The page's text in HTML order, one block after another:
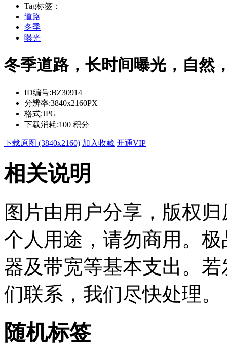
Tag标签：
道路
冬季
曝光
冬季道路，长时间曝光，自然
ID编号:BZ30914
分辨率:3840x2160PX
格式:JPG
下载消耗:100 积分
下载原图 (3840x2160) 加入收藏 开通VIP
相关说明
图片由用户分享，版权
个人用途，请勿商用。
器及带宽等基本支出。
们联系，我们尽快处理。
随机标签